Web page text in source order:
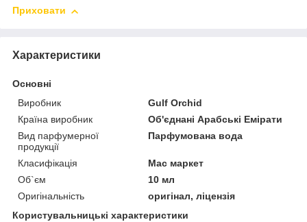
Приховати
Характеристики
Основні
Виробник
Gulf Orchid
Країна виробник
Об'єднані Арабські Емірати
Вид парфумерної
продукції
Парфумована вода
Класифікація
Мас маркет
Об`єм
10 мл
Оригінальність
оригінал, ліцензія
Користувальницькі характеристики